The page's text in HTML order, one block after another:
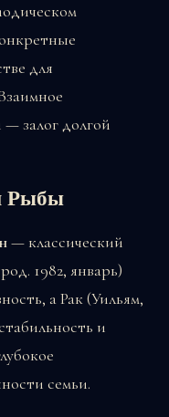
для
залог долгой
Рыбы
— классический
1982, январь)
а Рак (Уильям,
и
семьи.